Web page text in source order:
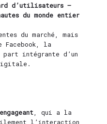
d’utilisateurs –
du monde entier
du marché, mais
Facebook, la
intégrante d’un
, qui a la
l’interaction